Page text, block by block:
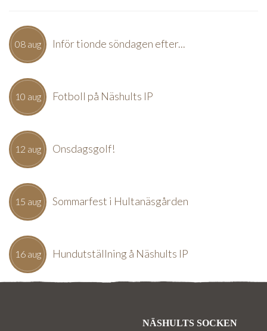
08 aug Inför tionde söndagen efter...
10 aug Fotboll på Näshults IP
12 aug Onsdagsgolf!
15 aug Sommarfest i Hultanäsgården
16 aug Hundutställning å Näshults IP
NÄSHULTS SOCKEN